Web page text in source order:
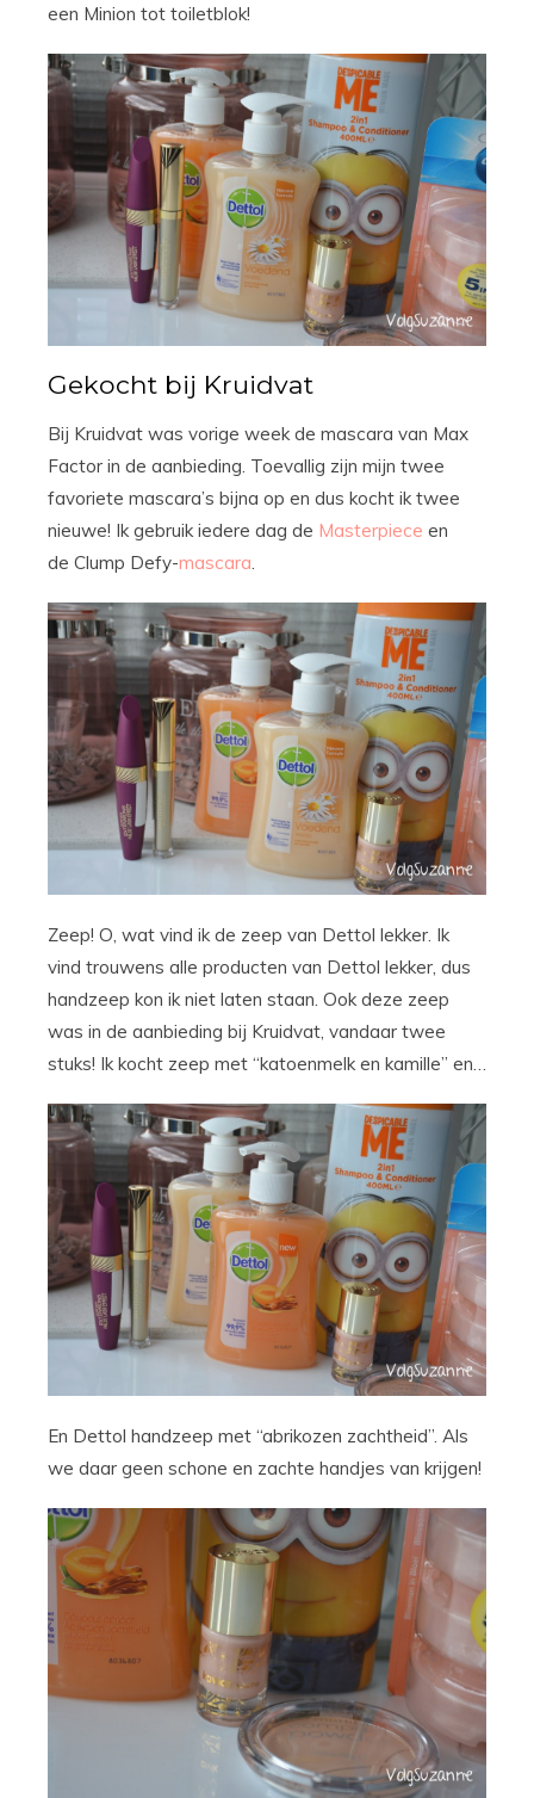
een Minion tot toiletblok!
Gekocht bij Kruidvat
Bij Kruidvat was vorige week de mascara van Max
Factor in de aanbieding. Toevallig zijn mijn twee
favoriete mascara’s bijna op en dus kocht ik twee
nieuwe! Ik gebruik iedere dag de Masterpiece en
de Clump Defy-mascara.
Zeep! O, wat vind ik de zeep van Dettol lekker. Ik
vind trouwens alle producten van Dettol lekker, dus
handzeep kon ik niet laten staan. Ook deze zeep
was in de aanbieding bij Kruidvat, vandaar twee
stuks! Ik kocht zeep met “katoenmelk en kamille” en…
En Dettol handzeep met “abrikozen zachtheid”. Als
we daar geen schone en zachte handjes van krijgen!